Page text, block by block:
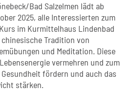
Bad Salzelmen lädt ab
2025, alle Interessierten zum
im Kurmittelhaus Lindenbad
Tradition von
und Meditation. Diese
vermehren und zum
fördern und auch das
stärken.